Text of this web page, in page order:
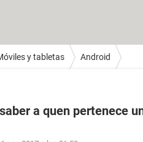
y tabletas Android
a quen pertenece